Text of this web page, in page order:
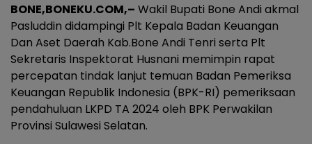
BONE,BONEKU.COM,– Wakil Bupati Bone Andi akmal
Pasluddin didampingi Plt Kepala Badan Keuangan
Dan Aset Daerah Kab.Bone Andi Tenri serta Plt
Sekretaris Inspektorat Husnani memimpin rapat
percepatan tindak lanjut temuan Badan Pemeriksa
Keuangan Republik Indonesia (BPK-RI) pemeriksaan
pendahuluan LKPD TA 2024 oleh BPK Perwakilan
Provinsi Sulawesi Selatan.